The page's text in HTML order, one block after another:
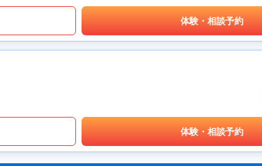
体験・相談予約
体験・相談予約